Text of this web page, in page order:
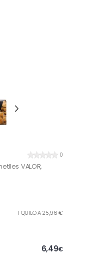
0
VALOR,
1 QUILO A 25,96 €
6,49€